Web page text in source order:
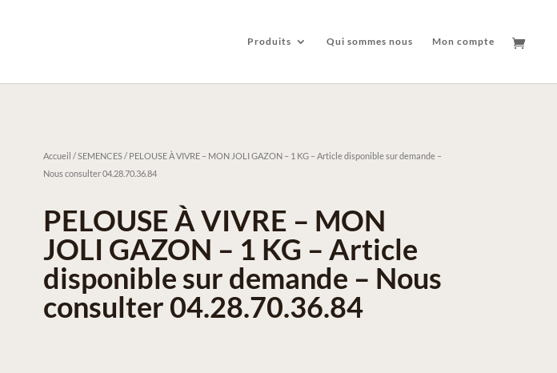
Produits Qui sommes nous Mon compte
Accueil /SEMENCES/ PELOUSE À VIVRE – MON JOLI GAZON – 1 KG – Article disponible sur demande –
Nous consulter 04.28.70.36.84
PELOUSE À VIVRE – MON
JOLI GAZON – 1 KG – Article
disponible sur demande – Nous
consulter 04.28.70.36.84